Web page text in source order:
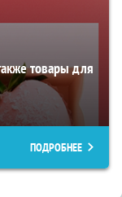
товары для
ПОДРОБНЕЕ